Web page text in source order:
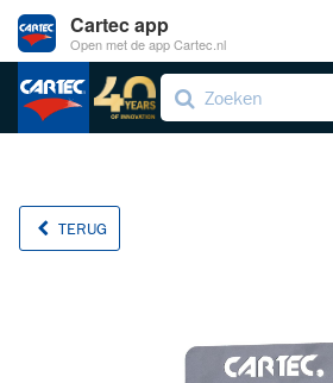
TERUG
Cartec app
Open met de app Cartec.nl